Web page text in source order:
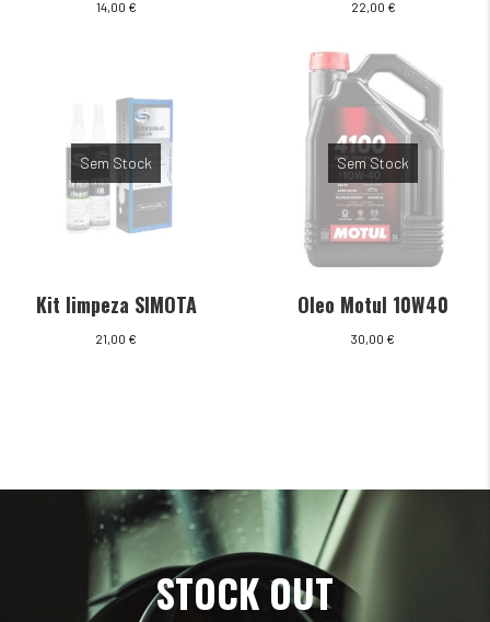
14,00 € 22,00 €
Sem Stock
Kit limpeza SIMOTA
21,00 €
Sem Stock
Oleo Motul 10W40
30,00 €
STOCK OUT